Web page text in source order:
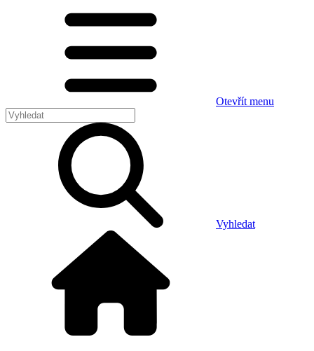
Otevřít menu
Vyhledat